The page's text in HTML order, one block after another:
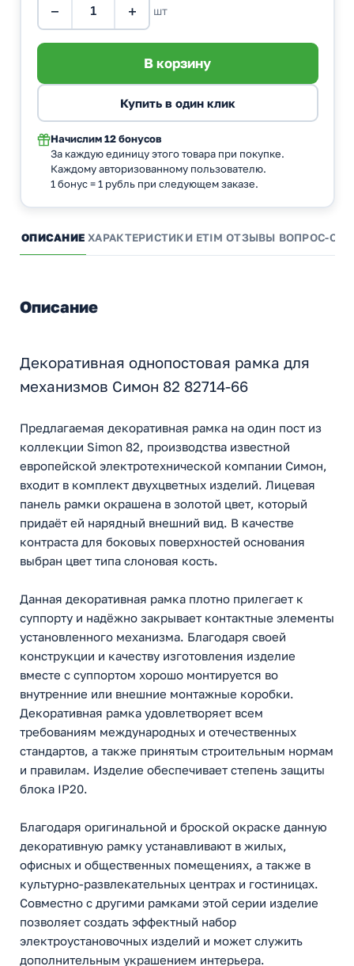
− + шт
Начислим 12 бонусов
За каждую единицу этого товара при покупке.
Каждому авторизованному пользователю.
1 бонус = 1 рубль при следующем заказе.
ОПИСАНИЕ ХАРАКТЕРИСТИКИ ETIM ОТЗЫВЫ ВОПРОС-
Описание
Декоративная однопостовая рамка для
механизмов Симон 82 82714-66
Предлагаемая декоративная рамка на один пост из
коллекции Simon 82, производства известной
европейской электротехнической компании Симон,
входит в комплект двухцветных изделий. Лицевая
панель рамки окрашена в золотой цвет, который
придаёт ей нарядный внешний вид. В качестве
контраста для боковых поверхностей основания
выбран цвет типа слоновая кость.
Данная декоративная рамка плотно прилегает к
суппорту и надёжно закрывает контактные элементы
установленного механизма. Благодаря своей
конструкции и качеству изготовления изделие
вместе с суппортом хорошо монтируется во
внутренние или внешние монтажные коробки.
Декоративная рамка удовлетворяет всем
требованиям международных и отечественных
стандартов, а также принятым строительным нормам
и правилам. Изделие обеспечивает степень защиты
блока IP20.
Благодаря оригинальной и броской окраске данную
декоративную рамку устанавливают в жилых,
офисных и общественных помещениях, а также в
культурно-развлекательных центрах и гостиницах.
Совместно с другими рамками этой серии изделие
позволяет создать эффектный набор
электроустановочных изделий и может служить
дополнительным украшением интерьера.